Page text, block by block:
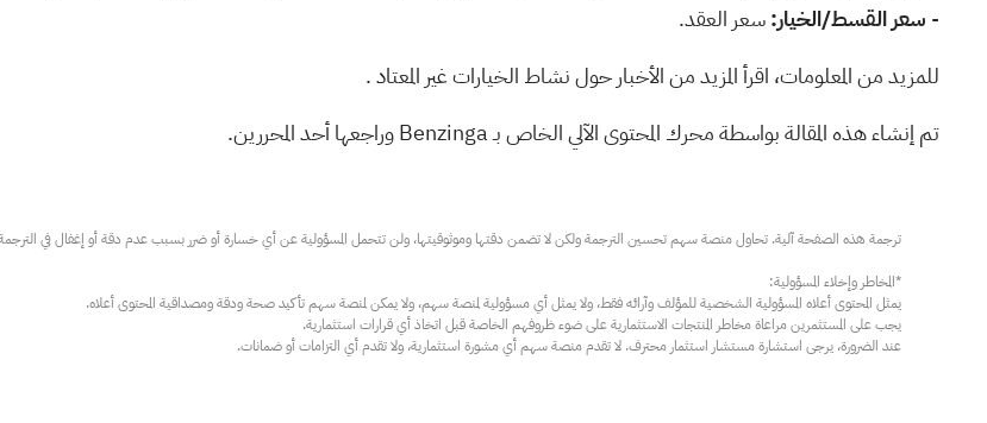
- سعر القسط/الخيار:سعر العقد.
للمزيد من المعلومات، اقرأالمزيد من الأخبار حول نشاط الخيارات غير المعتاد.
تم إنشاء هذه المقالة بواسطة محرك المحتوى الآلي الخاص بـ Benzinga وراجعها أحد المحررين.
عند الضرورة، يرجى استشارة مستشار استثمار محترف. لا تقدم منصة سهم أي مشورة استثمارية، ولا تقدم أي التزامات أو ضمانات.